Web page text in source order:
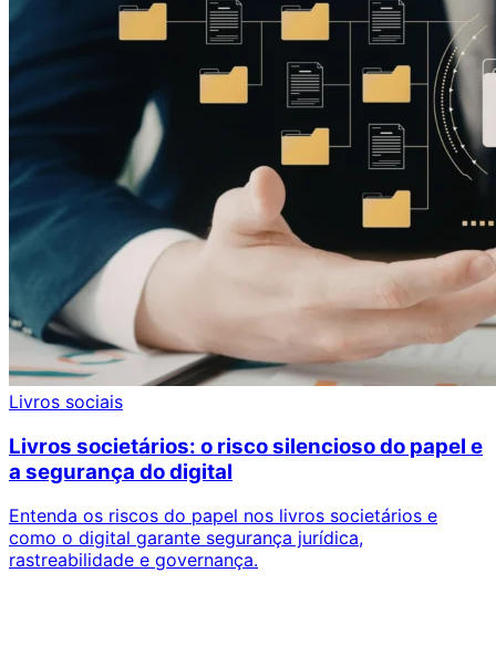
Livros sociais
Livros societários: o risco silencioso do papel e
a segurança do digital
Entenda os riscos do papel nos livros societários e
como o digital garante segurança jurídica,
rastreabilidade e governança.